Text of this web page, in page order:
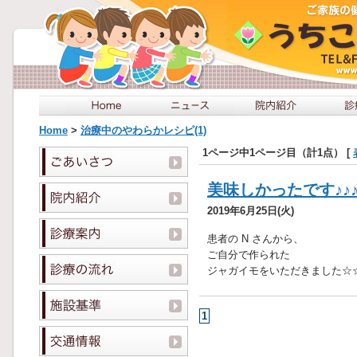
Home > 治療中のやわらかレシピ(1)
1ページ中1ページ目（計1点） [
美味しかったです
2019年6月25日(火)
患者の N さんから、
ご自分で作られた
ジャガイモをいただきました
1